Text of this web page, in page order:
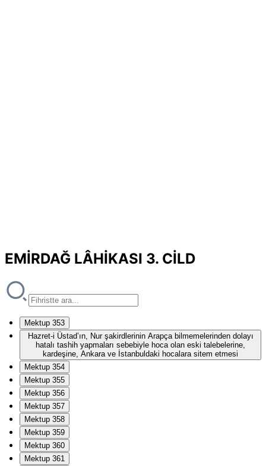
EMİRDAĞ LÂHİKASI 3. CİLD
Mektup 353
Hazret-i Üstad’ın, Nur şakirdlerinin Arapça bilmemelerinden dolayı
hatalı tashih yapmaları sebebiyle hoca olan eski talebelerine,
kardeşine, Ankara ve İstanbuldaki hocalara sitem etmesi
Mektup 354
Mektup 355
Mektup 356
Mektup 357
Mektup 358
Mektup 359
Mektup 360
Mektup 361